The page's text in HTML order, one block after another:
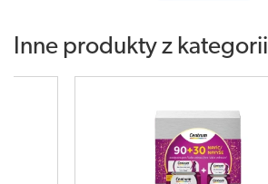
Inne produkty z kategorii